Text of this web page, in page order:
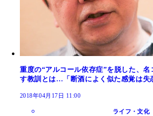
重度の“アルコール依存症”を脱した、
す教訓とは…「断酒によく似た感覚は失
2018年04月17日 11:00
ライフ・文化